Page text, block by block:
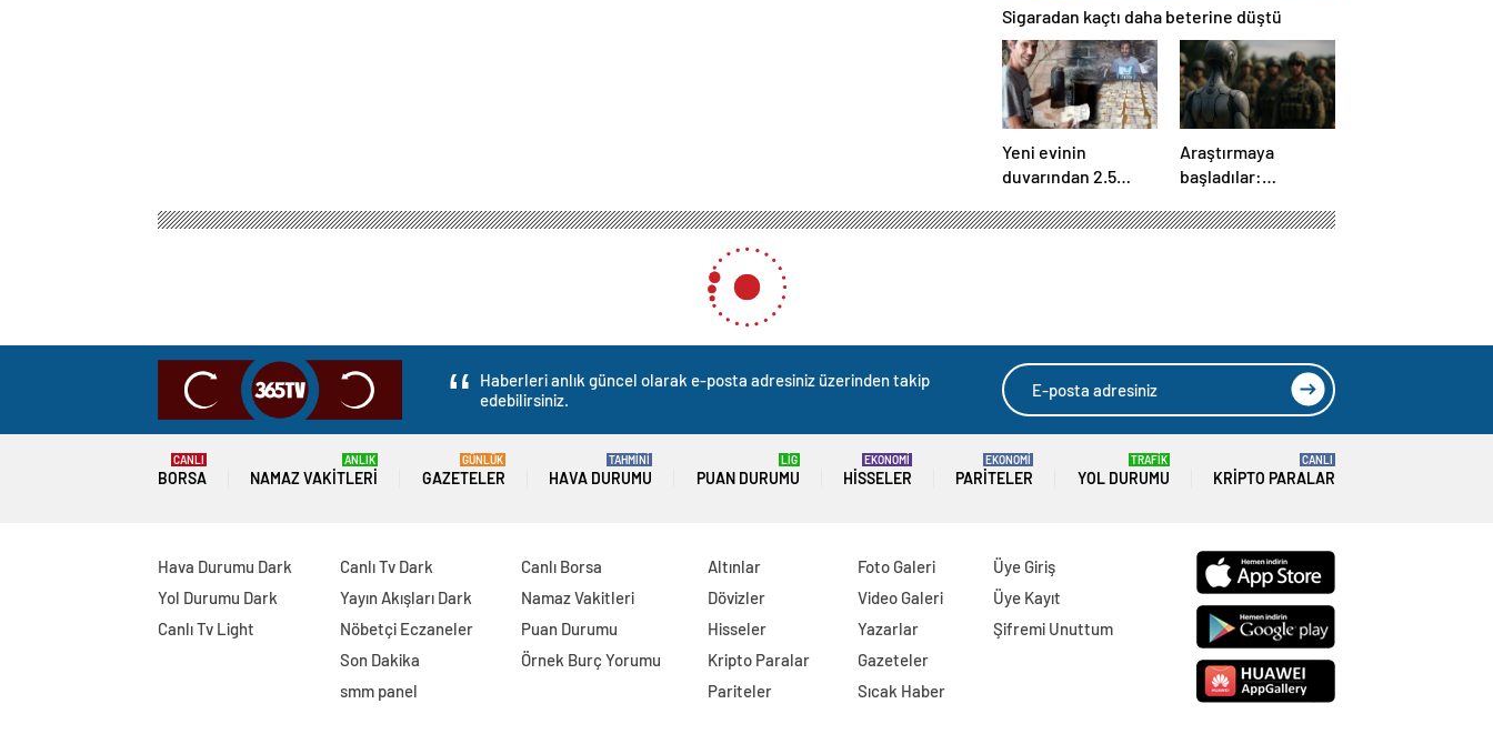
Sigaradan kaçtı daha beterine düştü
Yeni evinin
duvarından 2.5
Sevinci uzun
Araştırmaya
başladılar:
askere alıp ordu
Haberleri anlık güncel olarak e-posta adresiniz üzerinden takip
edebilirsiniz.
BORSA
CANLI
NAMAZ VAKITLERI
ANLIK
GAZETELER
GÜNLÜK
HAVA DURUMU
TAHMİNİ
PUAN DURUMU
LİG
HISSELER
EKONOMİ
PARITELER
EKONOMİ
YOL DURUMU
TRAFİK
KRIPTO PARALAR
CANLI
Hava Durumu Dark
Yol Durumu Dark
Canlı Tv Light
Canlı Tv Dark
Yayın Akışları Dark
Nöbetçi Eczaneler
Son Dakika
smm panel
Canlı Borsa
Namaz Vakitleri
Puan Durumu
Örnek Burç Yorumu
Altınlar
Dövizler
Hisseler
Kripto Paralar
Pariteler
Foto Galeri
Video Galeri
Yazarlar
Gazeteler
Sıcak Haber
Üye Giriş
Üye Kayıt
Şifremi Unuttum